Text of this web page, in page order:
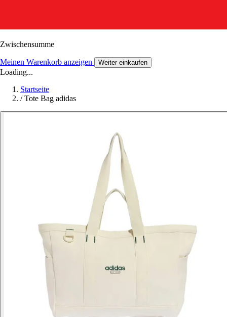
Zwischensumme
Meinen Warenkorb anzeigen Weiter einkaufen
Loading...
Startseite
/ Tote Bag adidas